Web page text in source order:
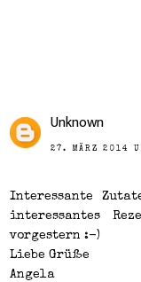
Unknown
27. MÄRZ 2014
Interessante
interessantes
vorgestern :-)
Liebe Grüße
Angela